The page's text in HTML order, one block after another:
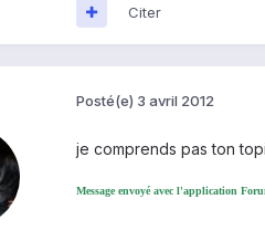
Citer
Posté(e) 3 avril 2012
je comprends pas ton
Message envoyé avec l'application